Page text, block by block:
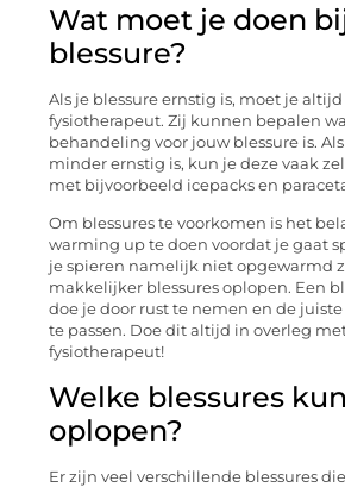
Wat moet je doen
blessure?
Als je blessure ernstig is, moet je
fysiotherapeut. Zij kunnen bepalen
behandeling voor jouw blessure is.
minder ernstig is, kun je deze vaak
met bijvoorbeeld icepacks en
Om blessures te voorkomen is het
warming up te doen voordat je gaat
je spieren namelijk niet opgewarmd
makkelijker blessures oplopen. Een
doe je door rust te nemen en de
te passen. Doe dit altijd in overleg
fysiotherapeut!
Welke blessures
oplopen?
Er zijn veel verschillende blessures